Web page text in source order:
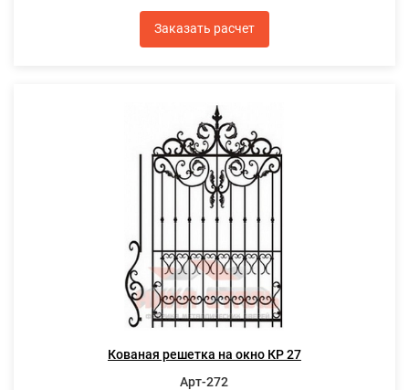
Заказать расчет
Кованая решетка на окно КР 27
Арт-272